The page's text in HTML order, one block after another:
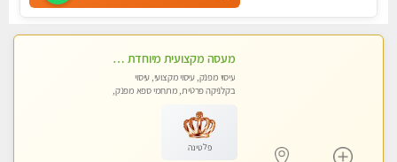
מעסה מקצועית מיוחדת צעירה ואיכותית פרטי!!!- Highly recommended
עיסוי מפנק, עיסוי מקצועי, עיסוי
בקלניקה פרטית, מתחמי ספא מפנק,
פלטינה